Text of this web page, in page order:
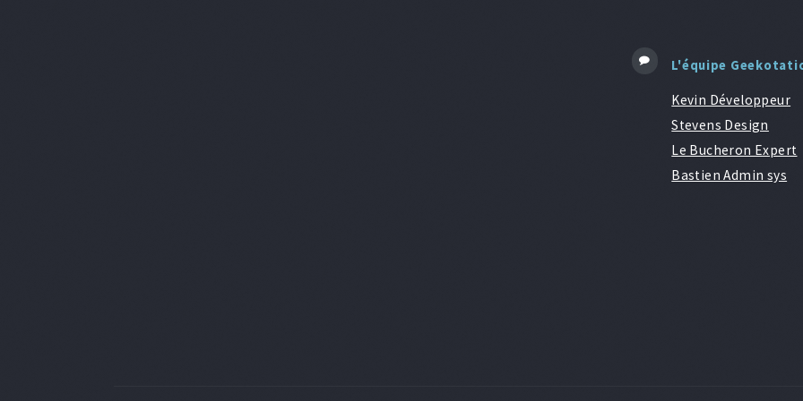
L'équipe
Kevin Développeur
Stevens Design
Le Bucheron Expert
Bastien Admin sys